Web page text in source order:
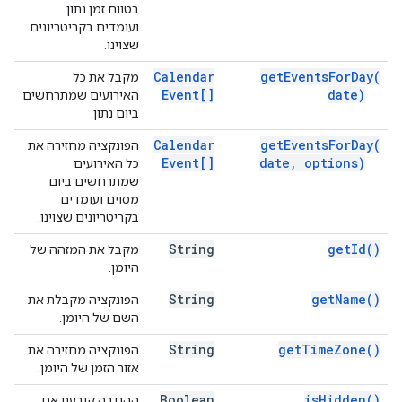
בטווח זמן נתון
ועומדים בקריטריונים
שצוינו.
getEventsForDay(
date)
Calendar
Event[]
מקבל את כל
האירועים שמתרחשים
ביום נתון.
getEventsForDay(
date , options)
Calendar
Event[]
הפונקציה מחזירה את
כל האירועים
שמתרחשים ביום
מסוים ועומדים
בקריטריונים שצוינו.
getId( )
String
מקבל את המזהה של
היומן.
getName( )
String
הפונקציה מקבלת את
השם של היומן.
getTimeZone( )
String
הפונקציה מחזירה את
אזור הזמן של היומן.